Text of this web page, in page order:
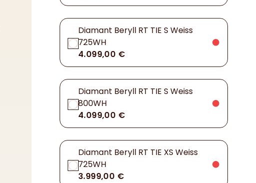
Diamant Beryll RT TIE S Weiss
725WH
4.099,00 €
Diamant Beryll RT TIE S Weiss
800WH
4.099,00 €
Diamant Beryll RT TIE XS Weiss
725WH
3.999,00 €